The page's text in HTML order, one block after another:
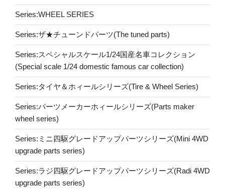
Series:WHEEL SERIES
Series:ザ★チューンドパーツ(The tuned parts)
Series:スペシャルスケール1/24国産名車コレクション
(Special scale 1/24 domestic famous car collection)
Series:タイヤ＆ホィールシリーズ(Tire & Wheel Series)
Series:パーツメーカーホィールシリーズ(Parts maker
wheel series)
Series:ミニ四駆グレードアップパーツシリーズ(Mini 4WD
upgrade parts series)
Series:ラジ四駆グレードアップパーツシリーズ(Radi 4WD
upgrade parts series)